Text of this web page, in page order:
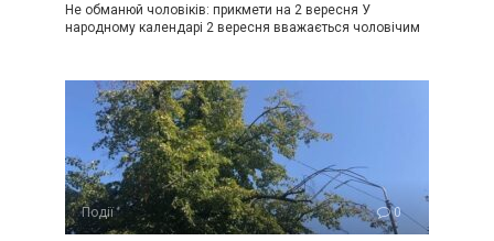
Не обманюй чоловіків: прикмети на 2 вересня У
народному календарі 2 вересня вважається чоловічим
Події 0